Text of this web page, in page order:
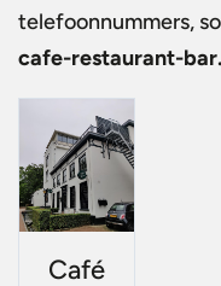
telefoonnummers,
cafe-restaurant-
Café